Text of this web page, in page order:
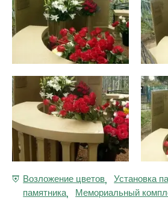
Возложение цветов, Установка
памятника, Мемориальный